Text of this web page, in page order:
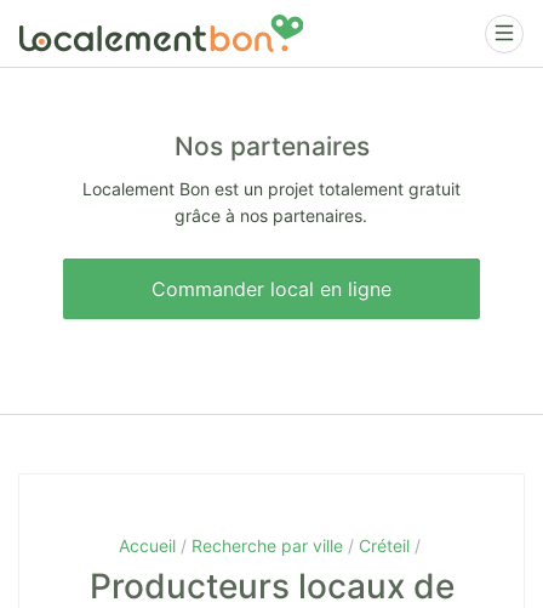
Nos partenaires
Localement Bon est un projet totalement gratuit
grâce à nos partenaires.
Commander local en ligne
Accueil Recherche par ville Créteil
Producteurs locaux de